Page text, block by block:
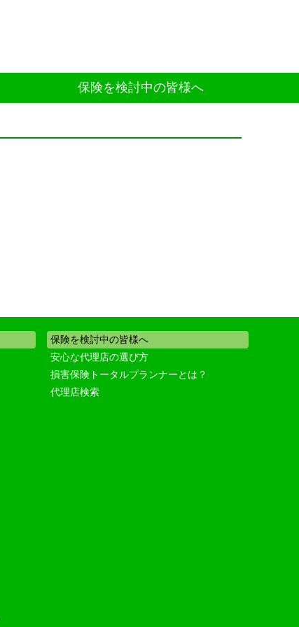
保険を検討中の皆様へ
保険を検討中の皆様へ
安心な代理店の選び方
損害保険トータルプランナーとは？
代理店検索